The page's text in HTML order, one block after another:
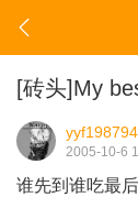
[砖头]My
yyf198794
2005-10-6
谁先到谁吃最